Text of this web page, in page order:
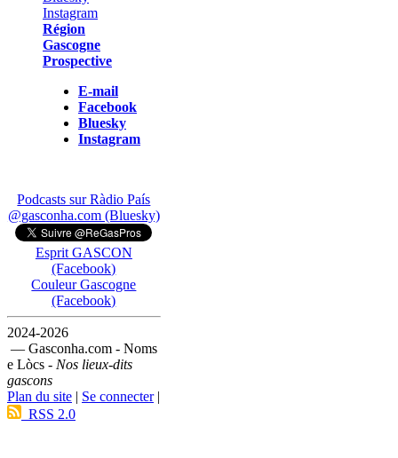
Région
Gascogne
Prospective
E-mail
Facebook
Bluesky
Instagram
Podcasts sur Ràdio País
@gasconha.com (Bluesky)
Esprit GASCON
(Facebook)
Couleur Gascogne
(Facebook)
2024-2026
— Gasconha.com - Noms
e Lòcs - Nos lieux-dits
gascons
Plan du site | Se connecter|
RSS 2.0